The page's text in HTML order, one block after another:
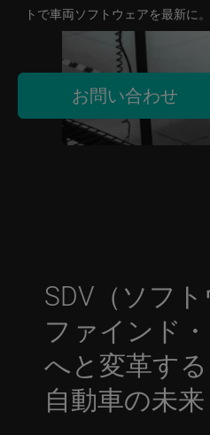
トで車両ソフトウェアを最新に。
お問い合わせ
SDV（ソフ
ファインド・
へと変革する
自動車の未来